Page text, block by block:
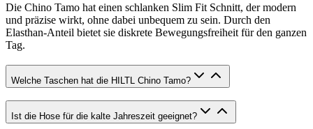
Die Chino Tamo hat einen schlanken Slim Fit Schnitt, der modern
und präzise wirkt, ohne dabei unbequem zu sein. Durch den
Elasthan-Anteil bietet sie diskrete Bewegungsfreiheit für den ganzen
Tag.
Welche Taschen hat die HILTL Chino Tamo?
Ist die Hose für die kalte Jahreszeit geeignet?